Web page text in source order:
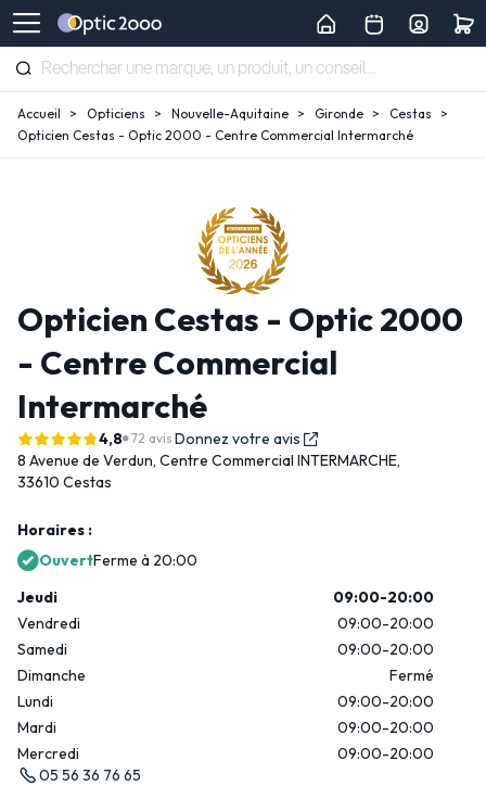
Accueil Opticiens Nouvelle-Aquitaine Gironde
Cestas
Opticien Cestas - Optic 2000 - Centre Commercial Intermarché
Opticien Cestas - Optic 2000
- Centre Commercial
Intermarché
4,8 72 avis Donnez votre avis
8 Avenue de Verdun, Centre Commercial INTERMARCHE,
33610 Cestas
Horaires :
OuvertFerme à 20:00
Jeudi
09:00-20:00
Vendredi
09:00-20:00
Samedi
09:00-20:00
Dimanche
Fermé
Lundi
09:00-20:00
Mardi
09:00-20:00
Mercredi
09:00-20:00
05 56 36 76 65